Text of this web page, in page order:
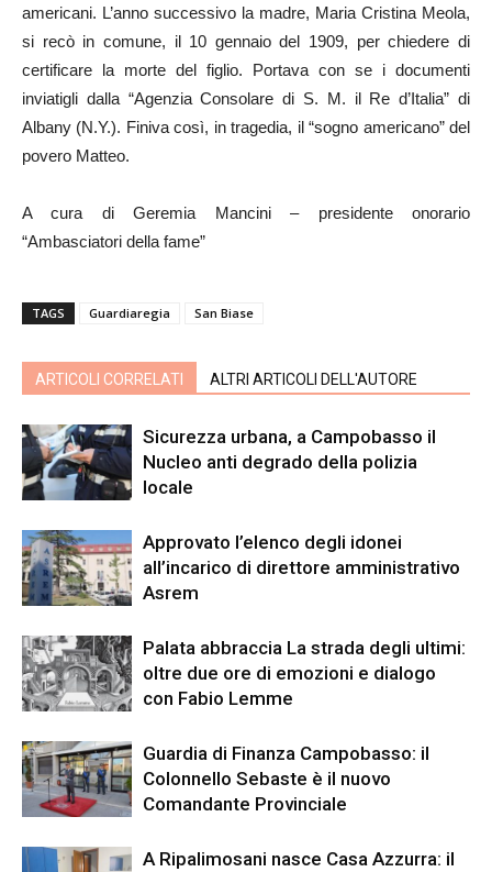
americani. L’anno successivo la madre, Maria Cristina Meola,
si recò in comune, il 10 gennaio del 1909, per chiedere di
certificare la morte del figlio. Portava con se i documenti
inviatigli dalla “Agenzia Consolare di S. M. il Re d’Italia” di
Albany (N.Y.). Finiva così, in tragedia, il “sogno americano” del
povero Matteo.
A cura di Geremia Mancini – presidente onorario
“Ambasciatori della fame”
TAGS Guardiaregia San Biase
ARTICOLI CORRELATI ALTRI ARTICOLI DELL'AUTORE
Sicurezza urbana, a Campobasso il
Nucleo anti degrado della polizia
locale
Approvato l’elenco degli idonei
all’incarico di direttore amministrativo
Asrem
Palata abbraccia La strada degli ultimi:
oltre due ore di emozioni e dialogo
con Fabio Lemme
Guardia di Finanza Campobasso: il
Colonnello Sebaste è il nuovo
Comandante Provinciale
A Ripalimosani nasce Casa Azzurra: il